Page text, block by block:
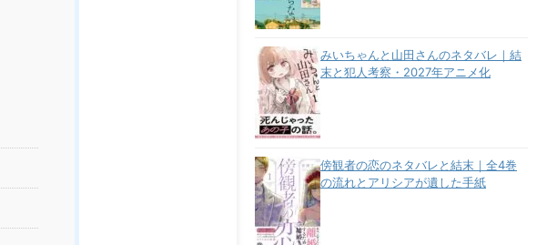
みいちゃんと山田さんのネタバレ｜結
末と犯人考察・2027年アニメ化
傍観者の恋のネタバレと結末｜全4巻
の流れとアリシアが遺した手紙